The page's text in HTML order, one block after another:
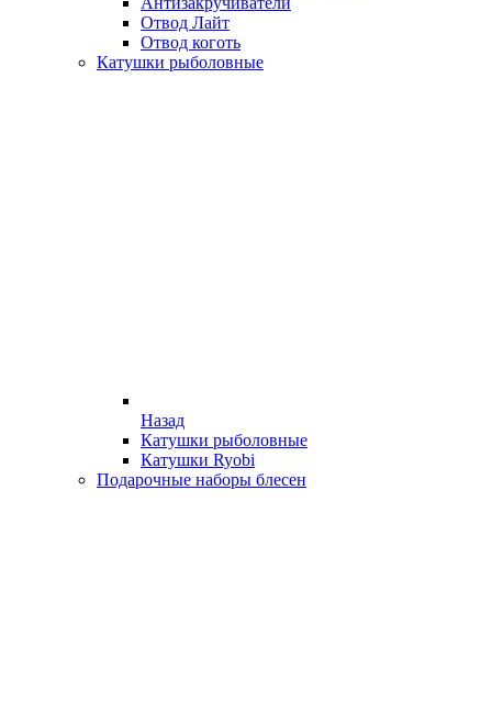
Отвод Лайт
Отвод коготь
Катушки рыболовные
Назад
Катушки рыболовные
Катушки Ryobi
Подарочные наборы блесен